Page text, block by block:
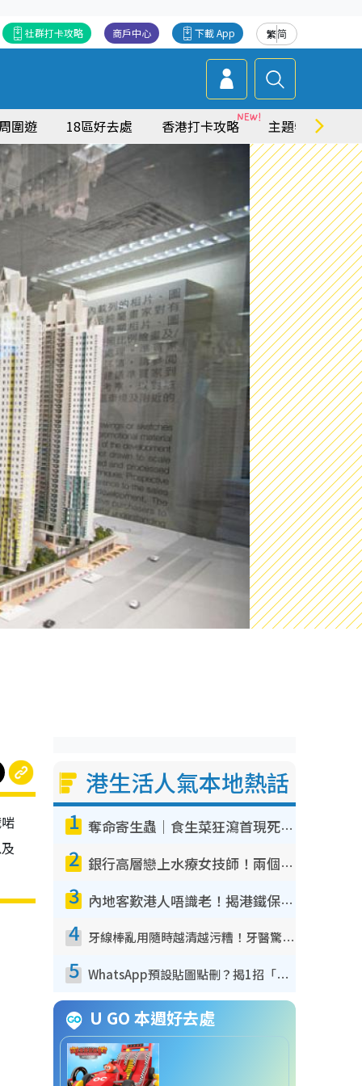
繁简
下載 App
商戶中心
社群打卡攻略
圍遊 18區好去處 香港打卡攻略 主題特集
港生活人氣本地熱話
1 奪命寄生蟲｜食生菜狂瀉首現死者！疫潮惡化錄1.8萬宗病例 揭洗菜3大謬誤
2 銀行高層戀上水療女技師！兩個月借128萬驚覺「沉船」沉落火海 揭背後疑似邪教操控賣淫
3 內地客歎港人唔識老！揭港鐵保鮮級冷氣 港人求放過：咪投訴
4 牙線棒亂用隨時越清越污糟！牙醫驚揭盲目過戶細菌恐致蛀牙：呢種先係日常真保養
5 WhatsApp預設貼圖點刪？揭1招「反向操作」還原簡潔介面 附3步實測教學
U GO 本週好去處